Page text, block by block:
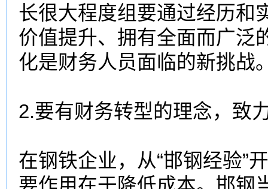
长很大程度组要通过经历和
价值提升、拥有全面而广泛
化是财务人员面临的新挑战
2.要有财务转型的理念，致
在钢铁企业，从“邯钢经验”